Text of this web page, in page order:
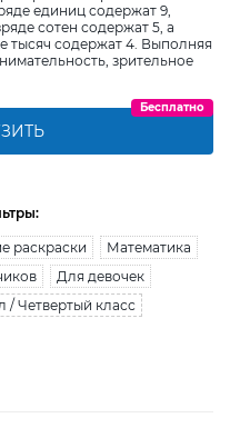
единиц содержат 9,
сотен содержат 5, а
тысяч содержат 4. Выполняя
зрительное
Бесплатно
раскраски
Математика
Для девочек
/ Четвертый класс